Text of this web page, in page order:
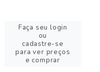
Faça seu login
ou
cadastre-se
para ver preços
e comprar